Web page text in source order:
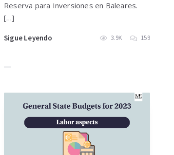
Reserva para Inversiones en Baleares.
[…]
Sigue Leyendo 3.9K 159